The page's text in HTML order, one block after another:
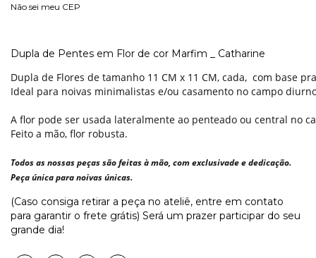
Não sei meu CEP
Dupla de Pentes em Flor de cor Marfim _ Catharine
Dupla de Flores de tamanho 11 CM x 11 CM, cada, com base
Ideal para noivas minimalistas e/ou casamento no campo
A flor pode ser usada lateralmente ao penteado ou central no
Feito a mão, flor robusta.
Todos as nossas peças são feitas à mão, com exclusivade e dedicação.
Peça única para noivas únicas.
(Caso consiga retirar a peça no ateliê, entre em contato
para garantir o frete grátis) Será um prazer participar do seu
grande dia!